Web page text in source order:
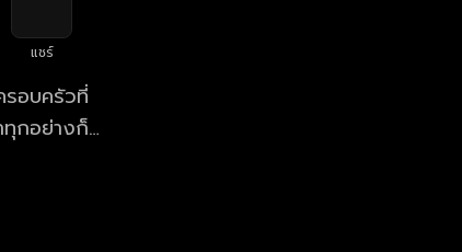
แชร์
รอบครัวที่
กอย่างก็